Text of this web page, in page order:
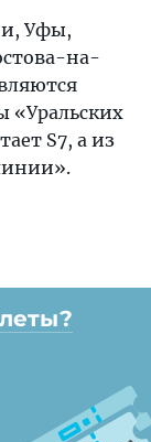
Уфы,
на-
«Уральских
S7, а из